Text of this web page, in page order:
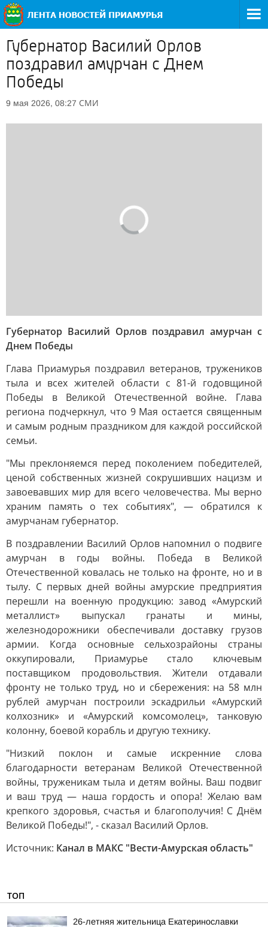
Губернатор Василий Орлов
поздравил амурчан с Днем
Победы
9 мая 2026, 08:27 СМИ
Губернатор Василий Орлов поздравил амурчан с
Днем Победы
Глава Приамурья поздравил ветеранов, тружеников
тыла и всех жителей области с 81-й годовщиной
Победы в Великой Отечественной войне. Глава
региона подчеркнул, что 9 Мая остается священным
и самым родным праздником для каждой российской
семьи.
"Мы преклоняемся перед поколением победителей,
ценой собственных жизней сокрушивших нацизм и
завоевавших мир для всего человечества. Мы верно
храним память о тех событиях", — обратился к
амурчанам губернатор.
В поздравлении Василий Орлов напомнил о подвиге
амурчан в годы войны. Победа в Великой
Отечественной ковалась не только на фронте, но и в
тылу. С первых дней войны амурские предприятия
перешли на военную продукцию: завод «Амурский
металлист» выпускал гранаты и мины,
железнодорожники обеспечивали доставку грузов
армии. Когда основные сельхозрайоны страны
оккупировали, Приамурье стало ключевым
поставщиком продовольствия. Жители отдавали
фронту не только труд, но и сбережения: на 58 млн
рублей амурчан построили эскадрильи «Амурский
колхозник» и «Амурский комсомолец», танковую
колонну, боевой корабль и другую технику.
"Низкий поклон и самые искренние слова
благодарности ветеранам Великой Отечественной
войны, труженикам тыла и детям войны. Ваш подвиг
и ваш труд — наша гордость и опора! Желаю вам
крепкого здоровья, счастья и благополучия! С Днём
Великой Победы!", - сказал Василий Орлов.
Источник: Канал в МАКС "Вести-Амурская область"
ТОП
26-летняя жительница Екатеринославки